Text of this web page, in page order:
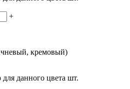
+
кремовый)
данного цвета шт.